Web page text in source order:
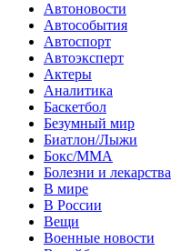
Автоновости
Автособытия
Автоспорт
Автоэксперт
Актеры
Аналитика
Баскетбол
Безумный мир
Биатлон/Лыжи
Бокс/MMA
Болезни и лекарства
В мире
В России
Вещи
Военные новости